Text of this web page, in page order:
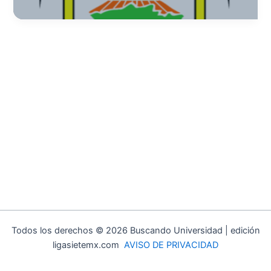
Tecnológico
del
Todos los derechos © 2026 Buscando Universidad | edición
ligasietemx.com AVISO DE PRIVACIDAD